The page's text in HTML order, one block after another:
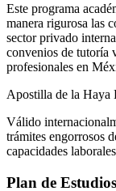
Este programa
manera rigurosa las
sector privado
convenios de tutoría
profesionales en
Apostilla de la Haya
Válido
trámites engorrosos
capacidades
Plan de